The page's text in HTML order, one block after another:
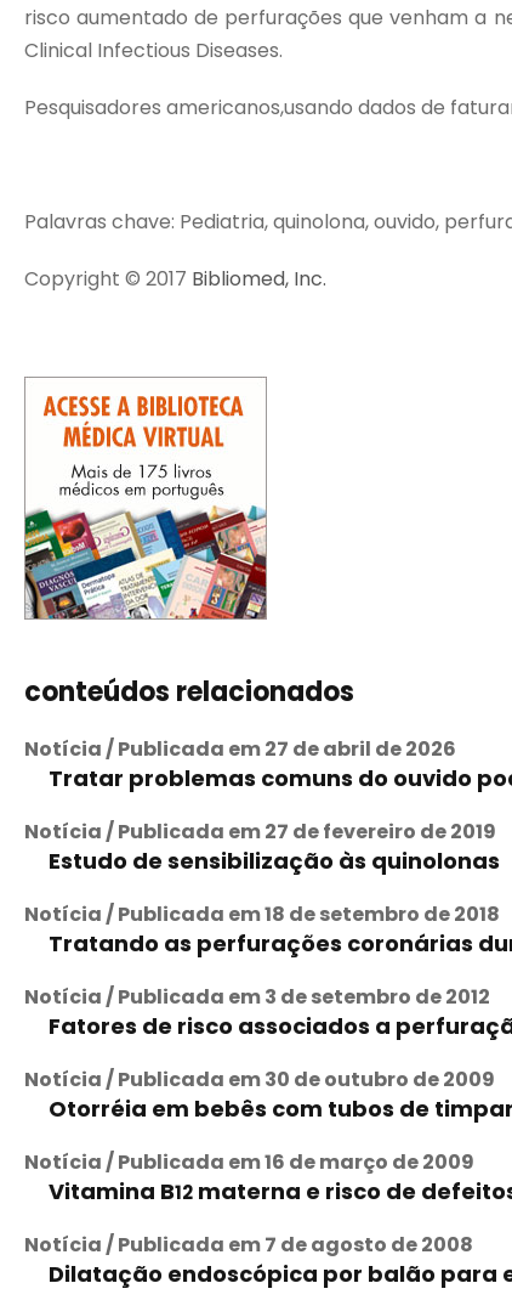
risco aumentado de perfurações que venham a
Clinical Infectious Diseases.
Pesquisadores americanos,usando dados de
Palavras chave: Pediatria, quinolona, ouvido,
Copyright © 2017 Bibliomed, Inc.
conteúdos relacionados
Notícia / Publicada em 27 de abril de 2026
Tratar problemas comuns do ouvido
Notícia / Publicada em 27 de fevereiro de 2019
Estudo de sensibilização às quinolonas
Notícia / Publicada em 18 de setembro de 2018
Tratando as perfurações coronárias
Notícia / Publicada em 3 de setembro de 2012
Fatores de risco associados a
Notícia / Publicada em 30 de outubro de 2009
Otorréia em bebês com tubos de
Notícia / Publicada em 16 de março de 2009
Vitamina B12 materna e risco de
Notícia / Publicada em 7 de agosto de 2008
Dilatação endoscópica por balão